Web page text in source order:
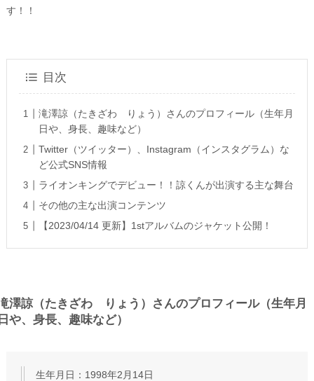
す！！
目次
滝澤諒（たきざわ りょう）さんのプロフィール（生年月
日や、身長、趣味など）
Twitter（ツイッター）、Instagram（インスタグラム）な
ど公式SNS情報
ライオンキングでデビュー！！諒くんが出演する主な舞台
その他の主な出演コンテンツ
【2023/04/14 更新】1stアルバムのジャケット公開！
澤諒（たきざわ りょう）さんのプロフィール（生年月
や、身長、趣味など）
生年月日：1998年2月14日